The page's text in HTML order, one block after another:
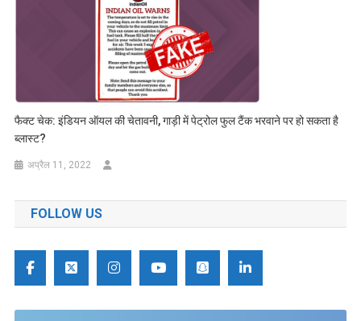
फैक्ट चेक: इंडियन ऑयल की चेतावनी, गाड़ी में पेट्रोल फुल टैंक भरवाने पर हो सकता है
ब्लास्ट?
अप्रैल 11, 2022
FOLLOW US